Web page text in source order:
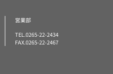
営業部
TEL.0265-22-2434
FAX.0265-22-2467